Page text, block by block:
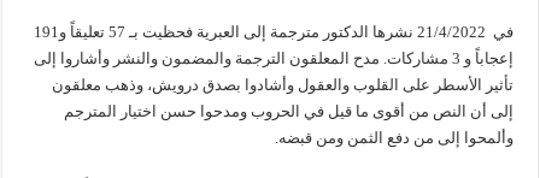
في 21/4/2022 نشرها الدكتور مترجمة إلى العبرية فحظيت بـ 57 تعليقاً و191
إعجاباً و 3 مشاركات. مدح المعلقون الترجمة والمضمون والنشر وأشاروا إلى
تأثير الأسطر على القلوب والعقول وأشادوا بصدق درويش، وذهب معلقون
إلى أن النص من أقوى ما قيل في الحروب ومدحوا حسن اختيار المترجم
وألمحوا إلى من دفع الثمن ومن قبضه.